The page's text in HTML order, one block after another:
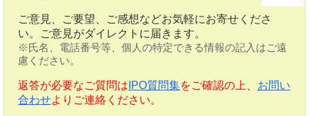
ご意見、ご要望、ご感想などお気軽にお寄せくださ
い。ご意見がダイレクトに届きます。
※氏名、電話番号等、個人の特定できる情報の記入はご遠
慮ください。
返答が必要なご質問は IPO質問集をご確認の上、 お問い
合わせよりご連絡ください。